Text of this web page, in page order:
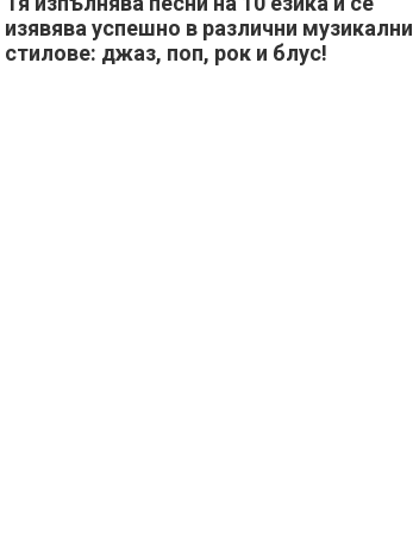
изявява успешно в различни музикални
стилове: джаз, поп, рок и блус!